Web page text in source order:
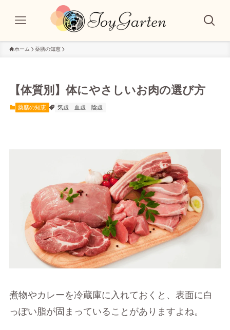
ホーム 薬膳の知恵
【体質別】体にやさしいお肉の選び方
薬膳の知恵 気虚 血虚 陰虚
煮物やカレーを冷蔵庫に入れておくと、表面に白
っぽい脂が固まっていることがありますよね。